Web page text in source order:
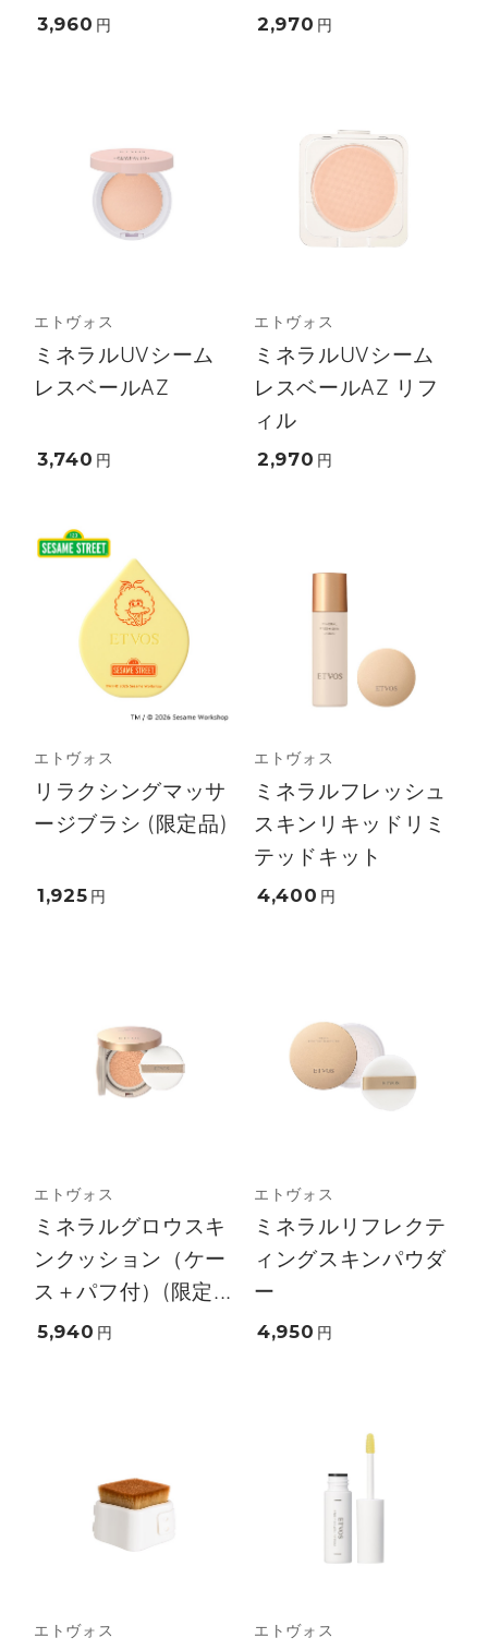
3,960 円 2,970 円
エトヴォス
ミネラルUVシーム
レスベールAZ
3,740 円
エトヴォス
ミネラルUVシーム
レスベールAZ リフ
ィル
2,970 円
エトヴォス
リラクシングマッサ
ージブラシ (限定品)
1,925 円
エトヴォス
ミネラルフレッシュ
スキンリキッドリミ
テッドキット
4,400 円
エトヴォス
ミネラルグロウスキ
ンクッション（ケー
ス＋パフ付）(限定...
5,940 円
エトヴォス
ミネラルリフレクテ
ィングスキンパウダ
ー
4,950 円
エトヴォス エトヴォス